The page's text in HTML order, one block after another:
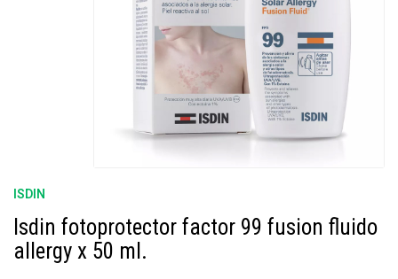
ISDIN
Isdin fotoprotector factor 99 fusion fluido
allergy x 50 ml.